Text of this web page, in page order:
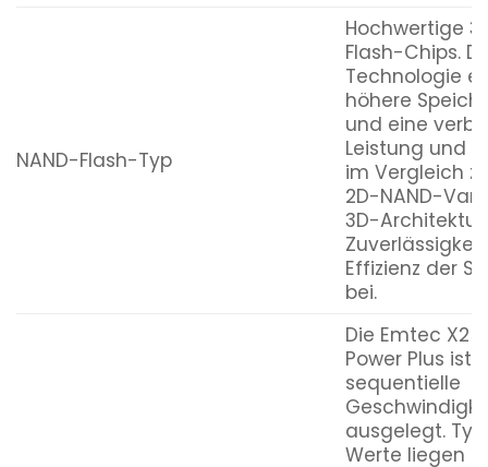
NAND-Flash-Typ
Hochwertige
Flash-Chips.
Technologie
höhere
und eine
Leistung und
im Vergleich
2D-NAND-
3D-
Effizienz der
bei.
Die Emtec
Power Plus ist
sequentielle
ausgelegt.
Werte liegen